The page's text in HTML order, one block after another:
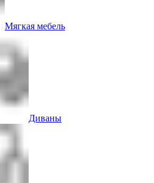
Мягкая мебель
Диваны